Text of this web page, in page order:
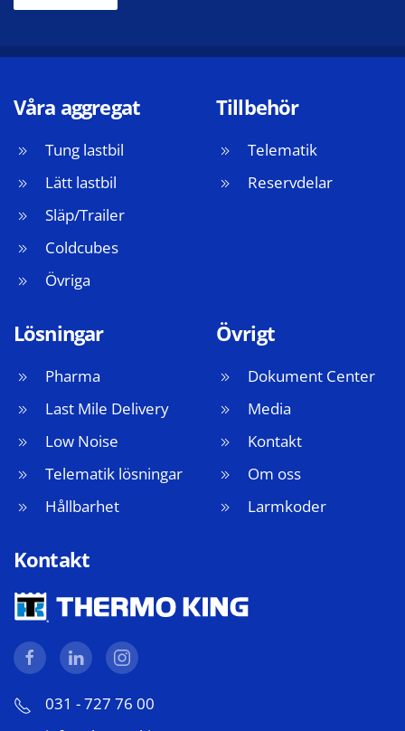
Våra aggregat
Tung lastbil
Lätt lastbil
Släp/Trailer
Coldcubes
Övriga
Tillbehör
Telematik
Reservdelar
Lösningar
Pharma
Last Mile Delivery
Low Noise
Telematik lösningar
Hållbarhet
Övrigt
Dokument Center
Media
Kontakt
Om oss
Larmkoder
Kontakt
031 - 727 76 00